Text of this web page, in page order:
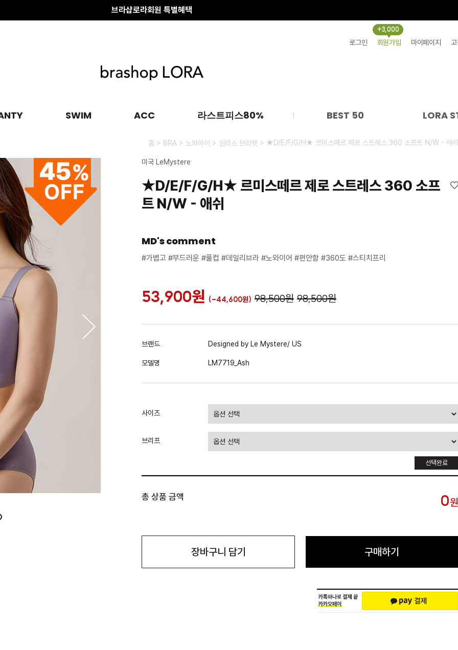
브라샵로라회원 특별혜택
로그인 회원가입
+3,000
마이페이지
SWIM ACC 라스트피스80% BEST 50 LORA
홈 > BRA > 노와이어 > 심리스 브라렛 > ★D/E/F/G/H★ 르미스떼르 제로 스트레스 360 소프트 N/W - 애쉬
미국 LeMystere
★D/E/F/G/H★ 르미스떼르 제로 스트레스 360 소프
트 N/W - 애쉬
MD's comment
#가볍고 #부드러운 #풀컵 #데일리브라 #노와이어 #편안함 #360도 #스티치프리
53,900원 (-44,600원) 98,500원 98,500원
브랜드 Designed by Le Mystere/ US
모델명 LM7719_Ash
사이즈
브리프
선택완료
총 상품 금액 0원
장바구니 담기 구매하기